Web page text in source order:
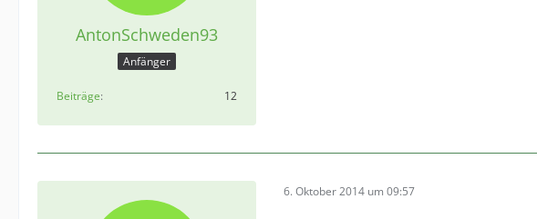
AntonSchweden93
Anfänger
Beiträge 12
6. Oktober 2014 um 09:57